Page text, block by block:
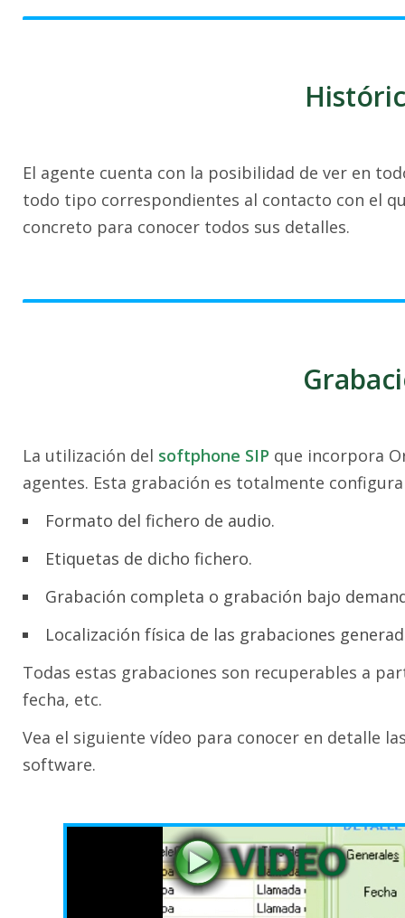
El agente cuenta con la posibilidad de ver en
todo tipo correspondientes al contacto con el
concreto para conocer todos sus detalles.
La utilización del softphone SIP que incorpora
agentes. Esta grabación es totalmente
Formato del fichero de audio.
Etiquetas de dicho fichero.
Grabación completa o grabación bajo
Localización física de las grabaciones
Todas estas grabaciones son recuperables a
fecha, etc.
Vea el siguiente vídeo para conocer en detalle
software.